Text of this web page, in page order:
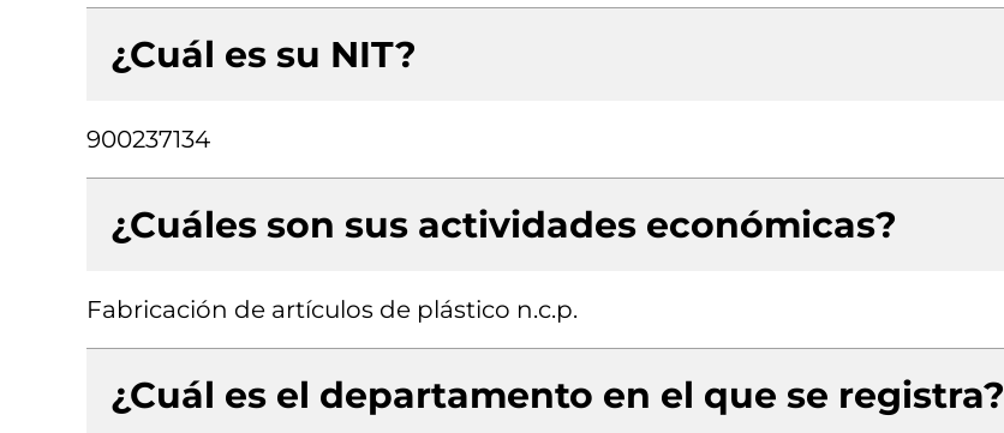
¿Cuál es su NIT?
900237134
¿Cuáles son sus actividades económicas?
Fabricación de artículos de plástico n.c.p.
¿Cuál es el departamento en el que se registra?